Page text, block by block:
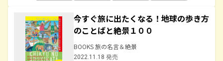
今すぐ旅に出たくなる！地球の歩き方
のことばと絶景１００
BOOKS 旅の名言＆絶景
2022.11.18 発売